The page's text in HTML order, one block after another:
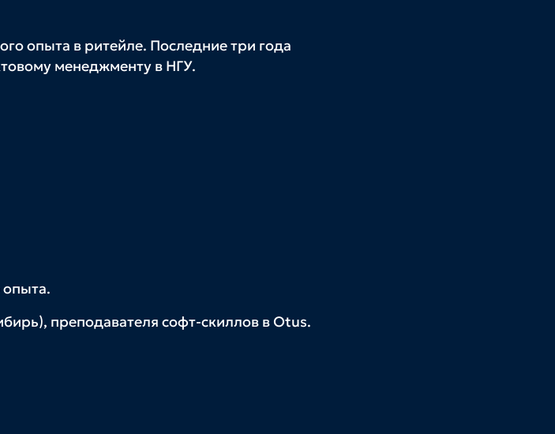
опыта в ритейле. Последние три года
менеджменту в НГУ.
опыта.
преподавателя софт-скиллов в Otus.